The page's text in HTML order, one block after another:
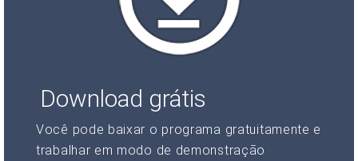
Download grátis
Você pode baixar o programa gratuitamente e
trabalhar em modo de demonstração